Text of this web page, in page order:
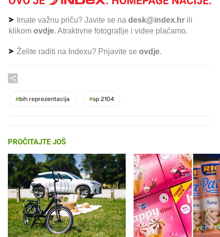
Imate važnu priču? Javite se na desk@index.hr ili
klikom ovdje. Atraktivne fotografije i videe plaćamo.
Želite raditi na Indexu? Prijavite se ovdje.
#bih reprezentacija #sp 2104
PROČITAJTE JOŠ